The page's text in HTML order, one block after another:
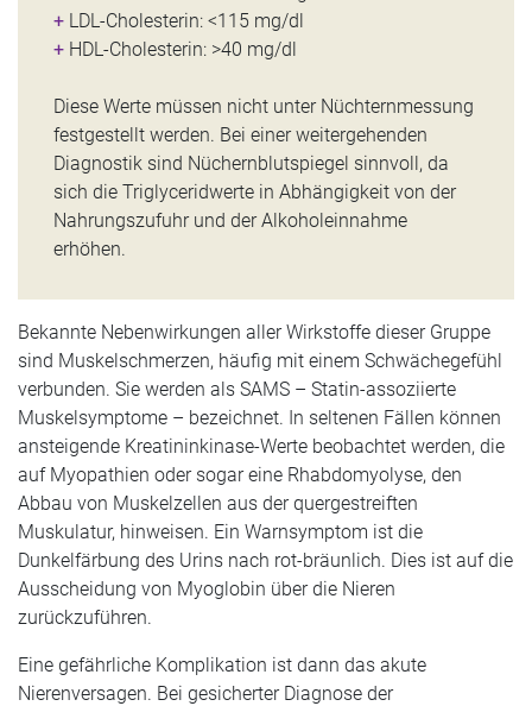
+ LDL-Cholesterin: <115 mg/dl
+ HDL-Cholesterin: >40 mg/dl
Diese Werte müssen nicht unter Nüchternmessung
festgestellt werden. Bei einer weitergehenden
Diagnostik sind Nüchernblutspiegel sinnvoll, da
sich die Triglyceridwerte in Abhängigkeit von der
Nahrungszufuhr und der Alkoholeinnahme
erhöhen.
Bekannte Nebenwirkungen aller Wirkstoffe dieser Gruppe
sind Muskelschmerzen, häufig mit einem Schwächegefühl
verbunden. Sie werden als SAMS – Statin-assoziierte
Muskelsymptome – bezeichnet. In seltenen Fällen können
ansteigende Kreatininkinase-Werte beobachtet werden, die
auf Myopathien oder sogar eine Rhabdomyolyse, den
Abbau von Muskelzellen aus der quergestreiften
Muskulatur, hinweisen. Ein Warnsymptom ist die
Dunkelfärbung des Urins nach rot-bräunlich. Dies ist auf die
Ausscheidung von Myoglobin über die Nieren
zurückzuführen.
Eine gefährliche Komplikation ist dann das akute
Nierenversagen. Bei gesicherter Diagnose der